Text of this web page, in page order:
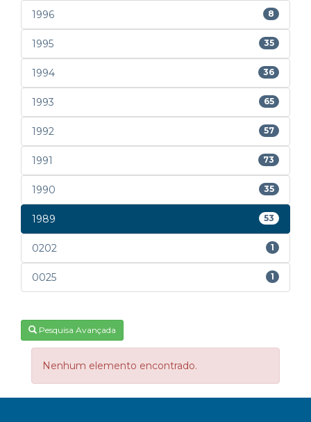
1996 8
1995 35
1994 36
1993 65
1992 57
1991 73
1990 35
1989 53
0202 1
0025 1
Pesquisa Avançada
Nenhum elemento encontrado.